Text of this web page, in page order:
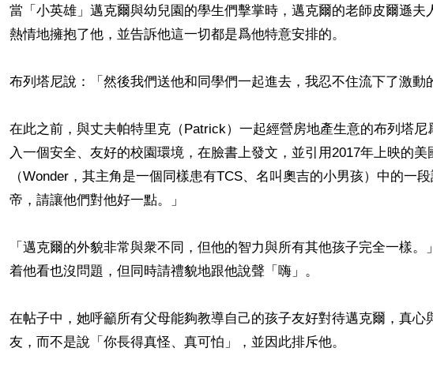
當「小英雄」邁克爾與幼兒園的學生們擊掌時，邁克爾的老師皮爾遜夫
熱情地擁抱了他，並告訴他這一切都是爲他特意安排的。
布列塔尼說：「然後我們送他和同學們一起進去，我忍不住流下了激動
在此之前，與丈夫帕特里克（Patrick）一起經營房地產生意的布列塔尼
入一個安全、友好的校園環境，在臉書上發文，並引用2017年上映的美
（Wonder，其主角是一個同樣患有TCS、名叫奧吉的小男孩）中的一
帝，請讓他們對他好一點。」
「邁克爾的外貌非常與衆不同，但他的智力與所有其他孩子完全一樣。
着他看也沒問題，但同時請禮貌地跟他說聲「嗨」。
在帖子中，她呼籲所有父母能夠教導自己的孩子友好對待邁克爾，真心
友，而不是說「你長得真怪、真可怕」，並因此排斥他。